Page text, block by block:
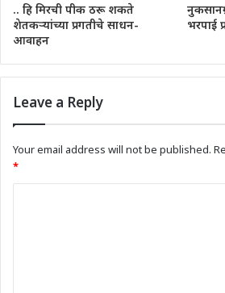
.. हि मिरची पीक ठरू शकते
शेतकऱ्यांच्या प्रगतीचे साधन-
आवाहन
भरपाई
Leave a Reply
Your email address will not be published.
*